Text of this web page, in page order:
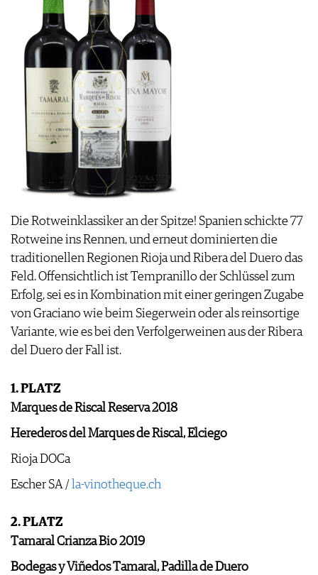
Die Rotweinklassiker an der Spitze! Spanien schickte 77
Rotweine ins Rennen, und erneut dominierten die
traditionellen Regionen Rioja und Ribera del Duero das
Feld. Offensichtlich ist Tempranillo der Schlüssel zum
Erfolg, sei es in Kombination mit einer geringen Zugabe
von Graciano wie beim Siegerwein oder als reinsortige
Variante, wie es bei den Verfolgerweinen aus der Ribera
del Duero der Fall ist.
1. PLATZ
Marques de Riscal Reserva 2018
Herederos del Marques de Riscal, ­Elciego
Rioja DOCa
Escher SA / la-vinotheque.ch
2. PLATZ
Tamaral Crianza Bio 2019
Bodegas y Viñedos Tamaral, Padilla de Duero